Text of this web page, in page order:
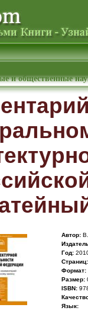
и общественные
Автор:
Год:
Cтраниц:
Формат:
Размер:
ISBN:
Язык: